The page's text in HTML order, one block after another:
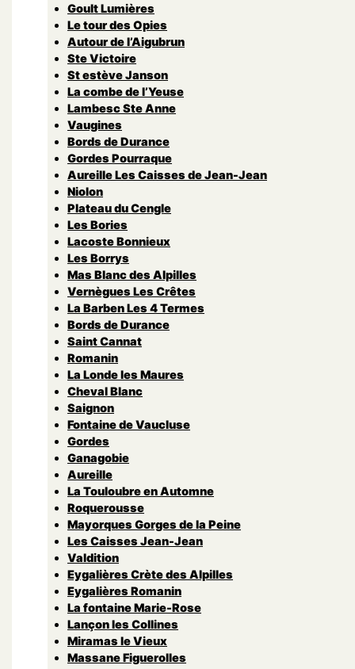
Goult Lumières
Le tour des Opies
Autour de l’Aigubrun
Ste Victoire
St estève Janson
La combe de l’Yeuse
Lambesc Ste Anne
Vaugines
Bords de Durance
Gordes Pourraque
Aureille Les Caisses de Jean-Jean
Niolon
Plateau du Cengle
Les Bories
Lacoste Bonnieux
Les Borrys
Mas Blanc des Alpilles
Vernègues Les Crêtes
La Barben Les 4 Termes
Bords de Durance
Saint Cannat
Romanin
La Londe les Maures
Cheval Blanc
Saignon
Fontaine de Vaucluse
Gordes
Ganagobie
Aureille
La Touloubre en Automne
Roquerousse
Mayorques Gorges de la Peine
Les Caisses Jean-Jean
Valdition
Eygalières Crète des Alpilles
Eygalières Romanin
La fontaine Marie-Rose
Lançon les Collines
Miramas le Vieux
Massane Figuerolles